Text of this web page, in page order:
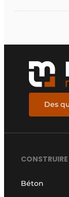
Des
Béton